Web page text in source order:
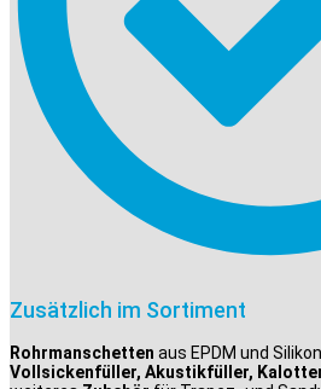
Zusätzlich im Sortiment
Rohrmanschetten aus EPDM und
Vollsickenfüller, Akustikfüller,